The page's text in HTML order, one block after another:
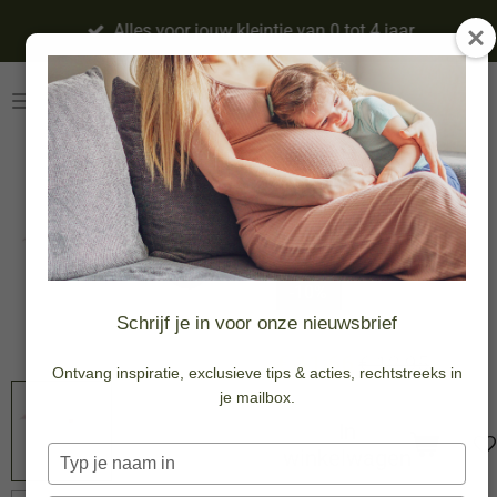
Schrijf je in voor onze nieuwsbrief
Ontvang inspiratie, exclusieve tips & acties, rechtstreeks in
je mailbox.
Typ
je
direct
de
hoofdinhoud
Alles voor jouw kleintje van 0 tot 4 jaar
Tuingieter -
Roze - Fairy
Garden
€ 11,66 € 12,95